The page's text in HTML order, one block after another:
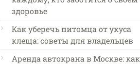
здоровье
Как уберечь питомца от укуса
клеща: советы для владельцев
Аренда автокрана в Москве: как